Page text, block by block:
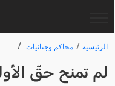
الرئيسية محاكم وجنائيات
لم تمنح حقّ